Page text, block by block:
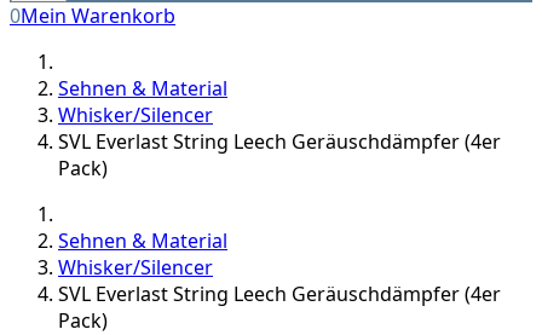
0Mein Warenkorb
Sehnen & Material
Whisker/Silencer
SVL Everlast String Leech Geräuschdämpfer (4er
Pack)
Sehnen & Material
Whisker/Silencer
SVL Everlast String Leech Geräuschdämpfer (4er
Pack)